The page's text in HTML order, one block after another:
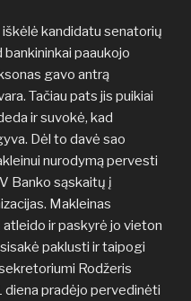
kandidatu senatorių
bankininkai paaukojo
gavo antrą
Tačiau pats jis puikiai
ir suvokė, kad
Dėl to davė sao
nurodymą pervesti
Banko sąskaitų į
Makleinas
ir paskyrė jo vieton
paklusti ir taipogi
Rodžeris
diena pradėjo pervedinėti